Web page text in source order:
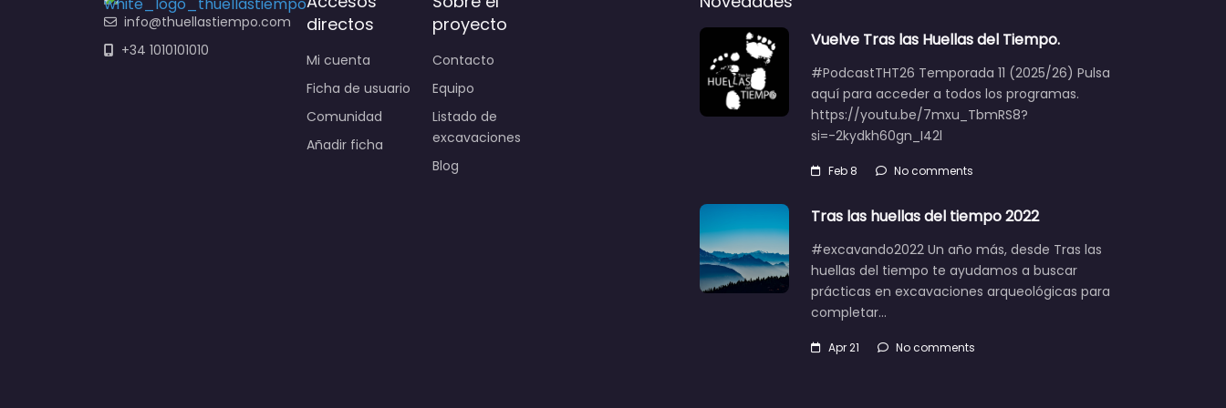
info@thuellastiempo.com
+34 1010101010
directos
Mi cuenta
Ficha de usuario
Comunidad
Añadir ficha
proyecto
Contacto
Equipo
Listado de
excavaciones
Blog
Vuelve Tras las Huellas del Tiempo.
#PodcastTHT26 Temporada 11 (2025/26) Pulsa
aquí para acceder a todos los programas.
https://youtu.be/7mxu_TbmRS8?
si=-2kydkh60gn_I42l
Feb 8 No comments
Tras las huellas del tiempo 2022
#excavando2022 Un año más, desde Tras las
huellas del tiempo te ayudamos a buscar
prácticas en excavaciones arqueológicas para
completar…
Apr 21 No comments